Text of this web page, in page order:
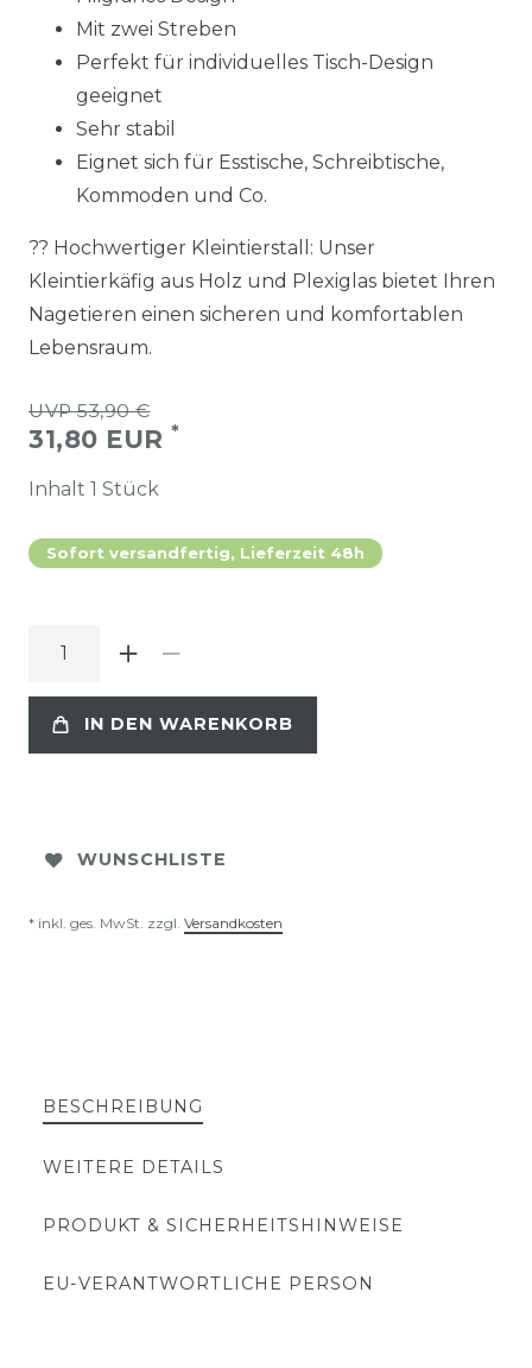
Mit zwei Streben
Perfekt für individuelles Tisch-Design
geeignet
Sehr stabil
Eignet sich für Esstische, Schreibtische,
Kommoden und Co.
?? Hochwertiger Kleintierstall: Unser
Kleintierkäfig aus Holz und Plexiglas bietet Ihren
Nagetieren einen sicheren und komfortablen
Lebensraum.
UVP 53,90 €
31,80 EUR *
Inhalt 1 Stück
Sofort versandfertig, Lieferzeit 48h
IN DEN WARENKORB
WUNSCHLISTE
* inkl. ges. MwSt. zzgl. Versandkosten
BESCHREIBUNG
WEITERE DETAILS
PRODUKT & SICHERHEITSHINWEISE
EU-VERANTWORTLICHE PERSON